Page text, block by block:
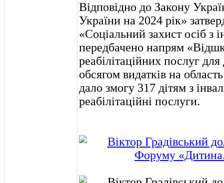
Відповідно до Закону
України на 2024 рік»
«Соціальний захист осіб з
передбачено напрям
реабілітаційних послуг для
обсягом видатків на
дало змогу 317 дітям з
реабілітаційні послуги.